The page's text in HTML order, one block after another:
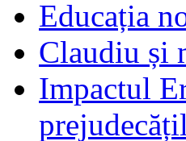
Educația
Claudiu și
Impactul